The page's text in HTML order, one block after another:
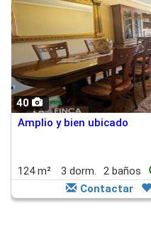
40
Amplio y bien ubicado
124 m² 3 dorm. 2 baños
Contactar